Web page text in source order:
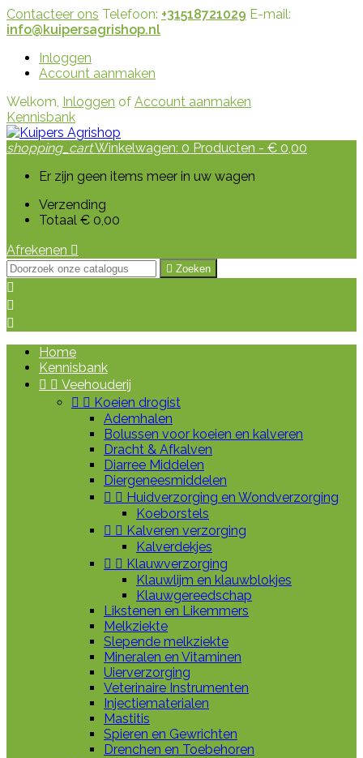
Contacteer ons Telefoon: +31518721029 E-mail:
info@kuipersagrishop.nl
Inloggen
Account aanmaken
Welkom, Inloggen of Account aanmaken
Kennisbank
shopping_cartWinkelwagen: 0 Producten - € 0,00
Er zijn geen items meer in uw wagen
Verzending
Totaal € 0,00
Afrekenen 
 Zoeken



Home
Kennisbank
  Veehouderij
  Koeien drogist
Ademhalen
Bolussen voor koeien en kalveren
Dracht & Afkalven
Diarree Middelen
Diergeneesmiddelen
  Huidverzorging en Wondverzorging
Koeborstels
  Kalveren verzorging
Kalverdekjes
  Klauwverzorging
Klauwlijm en klauwblokjes
Klauwgereedschap
Likstenen en Likemmers
Melkziekte
Slepende melkziekte
Mineralen en Vitaminen
Uierverzorging
Veterinaire Instrumenten
Injectiematerialen
Mastitis
Spieren en Gewrichten
Drenchen en Toebehoren